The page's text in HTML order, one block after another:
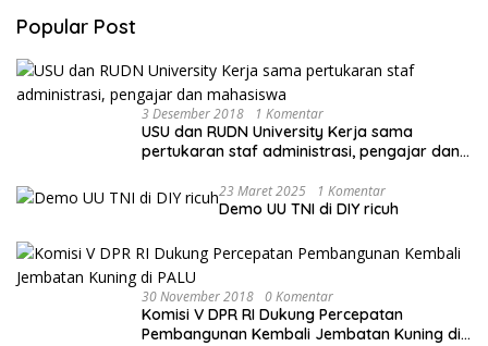
Popular Post
3 Desember 2018 1 Komentar
USU dan RUDN University Kerja sama
pertukaran staf administrasi, pengajar dan
23 Maret 2025 1 Komentar
Demo UU TNI di DIY ricuh
30 November 2018 0 Komentar
Komisi V DPR RI Dukung Percepatan
Pembangunan Kembali Jembatan Kuning di